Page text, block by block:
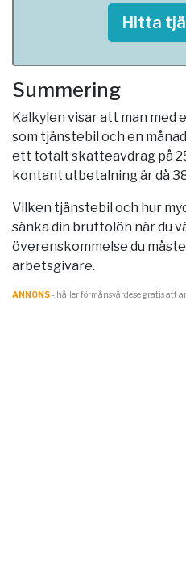
Hitta
Summering
Kalkylen visar att man med
som tjänstebil och en
ett totalt skatteavdrag på
kontant utbetalning är då
Vilken tjänstebil och hur
sänka din bruttolön när du
överenskommelse du
arbetsgivare.
ANNONS- håller förmånsvärde.se gratis att